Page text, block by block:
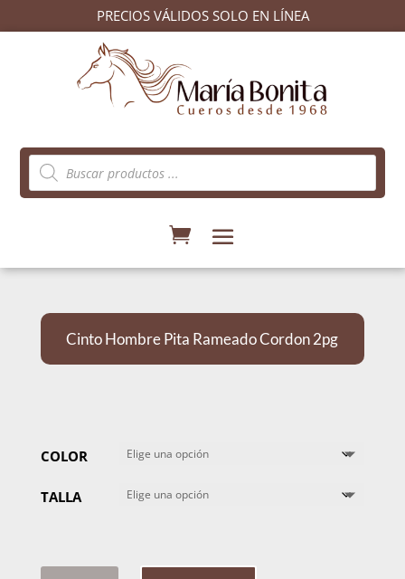
PRECIOS VÁLIDOS SOLO EN LÍNEA
Búsqueda
de
productos
Cinto Hombre Pita Rameado Cordon 2pg
COLOR
TALLA